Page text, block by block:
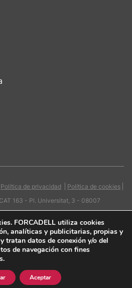
Política de privacidad
Política de cookies
163 - Pl. Universitat, 3 - 08007
. FORCADELL utiliza cookies
analíticas y publicitarias, propias y
tratan datos de conexión y/o del
de navegación con fines
Aceptar